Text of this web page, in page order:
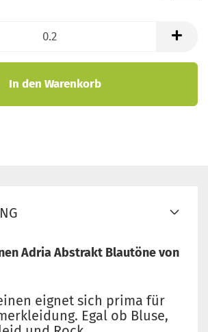
In den Warenkorb
Adria Abstrakt Blautöne von
eignet sich prima für
Egal ob Bluse,